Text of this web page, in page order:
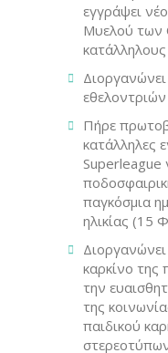
εγγράψει
Μυελού των
Πήρε
κατάλληλες
Superleague
παγκόσμια
ηλικίας (15
καρκίνο της
την
της
παιδικού